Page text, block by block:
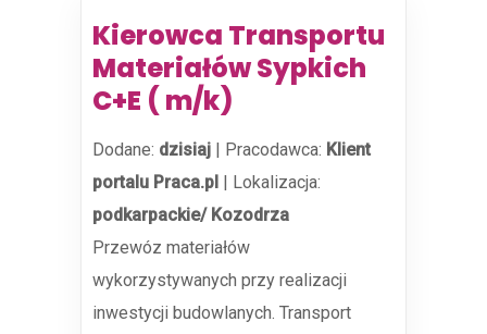
Kierowca Transportu
Materiałów Sypkich
C+E ( m/k)
Dodane: dzisiaj | Pracodawca: Klient
portalu Praca.pl | Lokalizacja:
podkarpackie/ Kozodrza
Przewóz materiałów
wykorzystywanych przy realizacji
inwestycji budowlanych. Transport